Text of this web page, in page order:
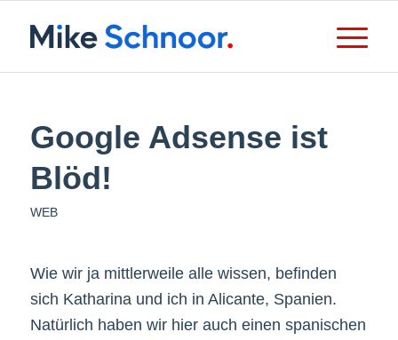
Google Adsense ist
Blöd!
WEB
Wie wir ja mittlerweile alle wissen, befinden
sich Katharina und ich in Alicante, Spanien.
Natürlich haben wir hier auch einen spanischen